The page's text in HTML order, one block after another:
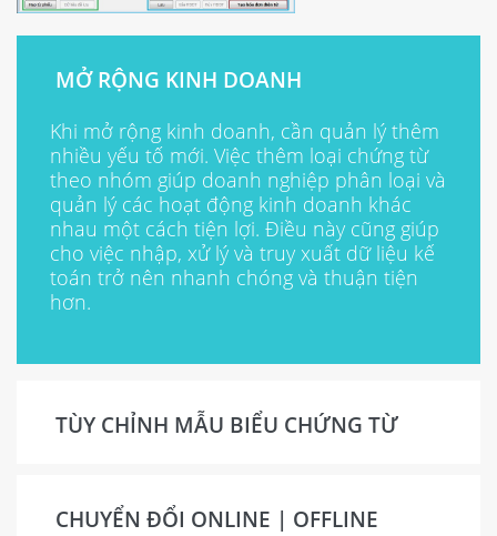
MỞ RỘNG KINH DOANH
Khi mở rộng kinh doanh, cần quản lý thêm
nhiều yếu tố mới. Việc thêm loại chứng từ
theo nhóm giúp doanh nghiệp phân loại và
quản lý các hoạt động kinh doanh khác
nhau một cách tiện lợi. Điều này cũng giúp
cho việc nhập, xử lý và truy xuất dữ liệu kế
toán trở nên nhanh chóng và thuận tiện
hơn.
TÙY CHỈNH MẪU BIỂU CHỨNG TỪ
CHUYỂN ĐỔI ONLINE | OFFLINE